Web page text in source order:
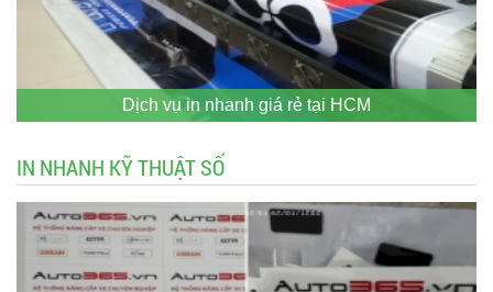
Dịch vụ in nhanh giá rẻ tại HCM
IN NHANH KỸ THUẬT SỐ